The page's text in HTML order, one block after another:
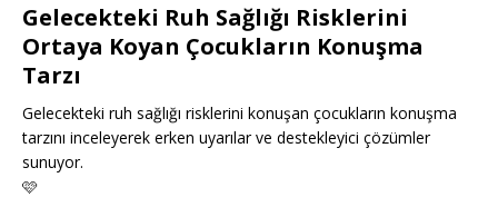
Gelecekteki Ruh Sağlığı Risklerini
Ortaya Koyan Çocukların Konuşma
Tarzı
Gelecekteki ruh sağlığı risklerini konuşan çocukların konuşma
tarzını inceleyerek erken uyarılar ve destekleyici çözümler
sunuyor.
🩷